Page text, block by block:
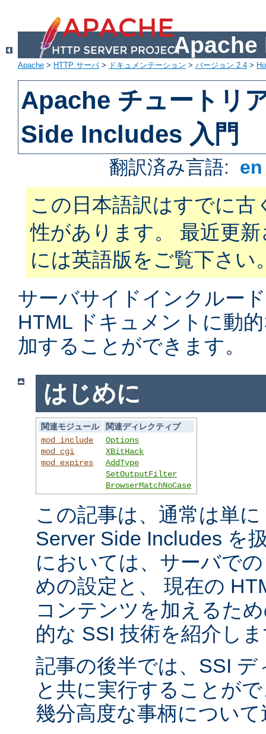
Apache
Apache > HTTP サーバ> ドキュメンテーション > バージョン 2.4 >
Apache チュートリ
Side Includes 入門
翻訳済み言語:
この日本語訳はすでに古
性があります。 最近更
には英語版をご覧下さい
サーバサイドインクルー
HTML ドキュメントに動
加することができます。
はじめに
関連モジュール
関連ディレクティブ
mod_include
mod_cgi
mod_expires
Options
XBitHack
AddType
SetOutputFilter
BrowserMatchNoCase
この記事は、通常は単
Server Side Includes を
においては、サーバで
めの設定と、 現在の
コンテンツを加えるた
的な SSI 技術を紹介し
記事の後半では、SSI
と共に実行することが
幾分高度な事柄につい